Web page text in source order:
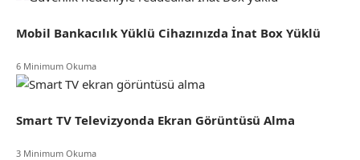
Mobil Bankacılık Yüklü Cihazınızda İnat Box Yüklü
6 Minimum Okuma
Smart TV Televizyonda Ekran Görüntüsü Alma
3 Minimum Okuma